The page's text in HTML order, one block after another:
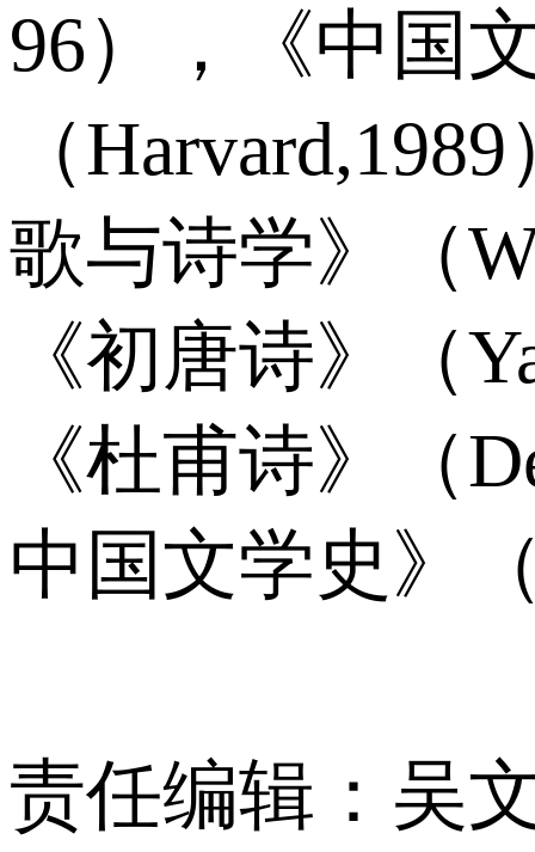
96），《中国
（
歌与诗学》（
《初唐诗》（
《杜甫诗》（
中国文学史》
责任编辑：吴